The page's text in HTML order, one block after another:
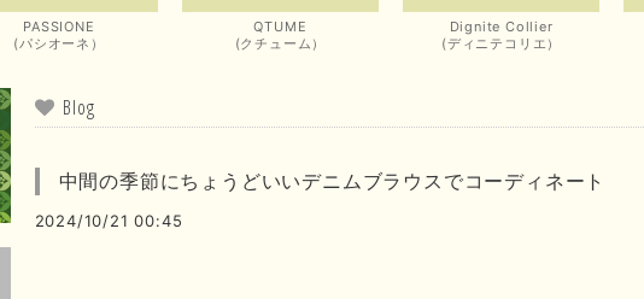
PASSIONE
(パシオーネ）
QTUME
(クチューム）
Dignite Collier
(ディニテコリエ）
Blog
中間の季節にちょうどいいデニムブラウスでコーディネート
2024/10/21 00:45